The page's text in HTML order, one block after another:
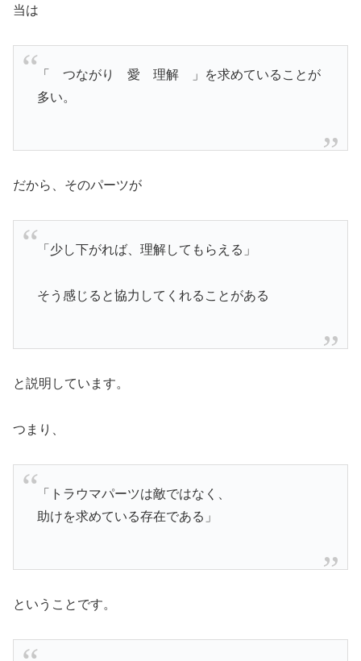
当は
「 つながり 愛 理解 」を求めていることが
多い。
だから、そのパーツが
「少し下がれば、理解してもらえる」
そう感じると協力してくれることがある
と説明しています。
つまり、
「トラウマパーツは敵ではなく、
助けを求めている存在である」
ということです。